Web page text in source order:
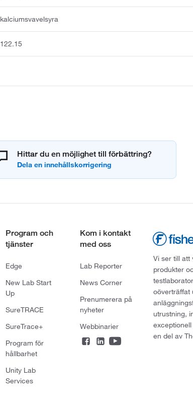
kalciumsvavelsyra
122.15
Hittar du en möjlighet till förbättring?
Program och
tjänster
Edge
New Lab Start
Up
SureTRACE
SureTrace+
Program för
hållbarhet
Unity Lab
Services
Kom i kontakt
med oss
Lab Reporter
News Corner
Prenumerera på
nyheter
Webbinarier
Vi ser till att
produkter
oöverträffat
utrustning,
en del av